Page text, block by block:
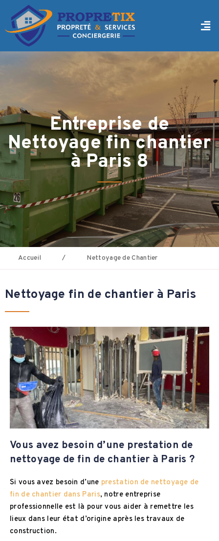
Entreprise de
Nettoyage fin chantier
à Paris 8
Accueil / Nettoyage de Chantier
Nettoyage fin de chantier à Paris
Vous avez besoin d’une prestation de
nettoyage de fin de chantier à Paris ?
Si vous avez besoin d’une prestation de nettoyage de
fin de chantier dans Paris, notre entreprise
professionnelle est là pour vous aider à remettre les
lieux dans leur état d’origine après les travaux de
construction.